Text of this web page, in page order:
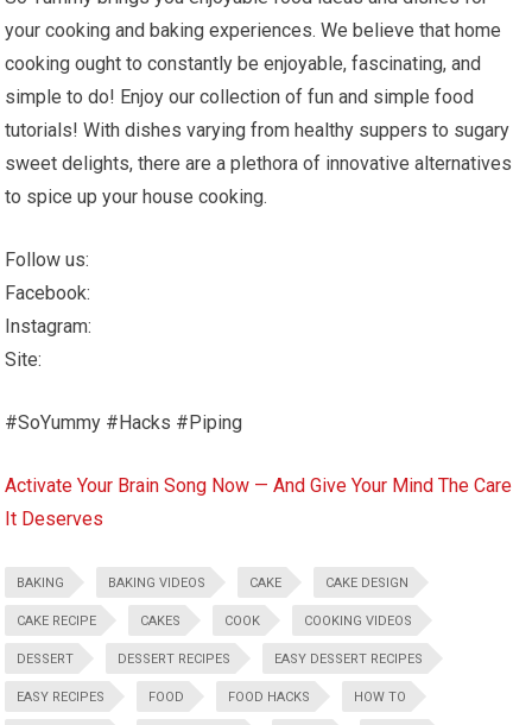
your cooking and baking experiences. We believe that home
cooking ought to constantly be enjoyable, fascinating, and
simple to do! Enjoy our collection of fun and simple food
tutorials! With dishes varying from healthy suppers to sugary
sweet delights, there are a plethora of innovative alternatives
to spice up your house cooking.
Follow us:
Facebook:
Instagram:
Site:
#SoYummy #Hacks #Piping
Activate Your Brain Song Now — And Give Your Mind The Care
It Deserves
BAKING BAKING VIDEOS CAKE CAKE DESIGN
CAKE RECIPE CAKES COOK COOKING VIDEOS
DESSERT DESSERT RECIPES EASY DESSERT RECIPES
EASY RECIPES FOOD FOOD HACKS HOW TO